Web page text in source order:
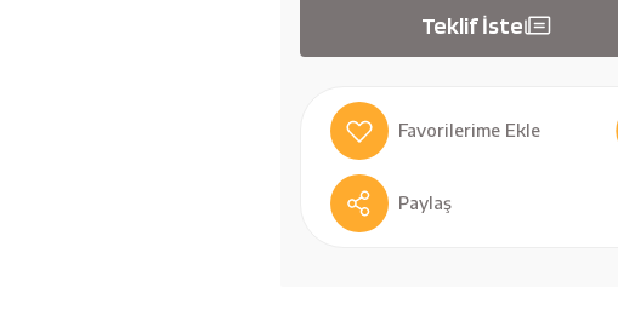
Teklif İste
Paylaş